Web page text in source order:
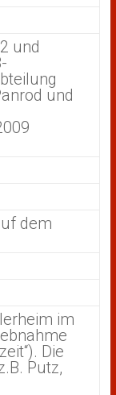
und
und
dem
im
Die
Putz,